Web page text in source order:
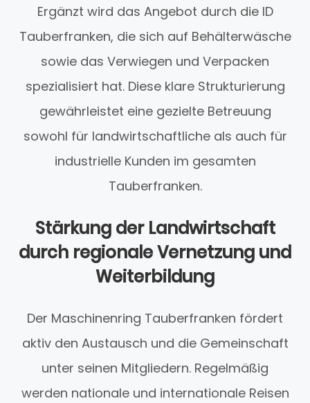
Ergänzt wird das Angebot durch die ID
Tauberfranken, die sich auf Behälterwäsche
sowie das Verwiegen und Verpacken
spezialisiert hat. Diese klare Strukturierung
gewährleistet eine gezielte Betreuung
sowohl für landwirtschaftliche als auch für
industrielle Kunden im gesamten
Tauberfranken.
Stärkung der Landwirtschaft
durch regionale Vernetzung und
Weiterbildung
Der Maschinenring Tauberfranken fördert
aktiv den Austausch und die Gemeinschaft
unter seinen Mitgliedern. Regelmäßig
werden nationale und internationale Reisen